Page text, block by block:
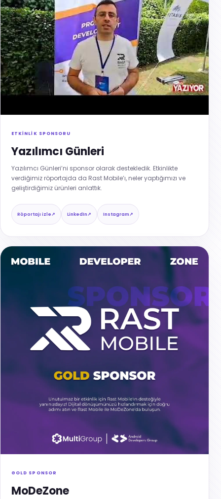
ETKİNLİK SPONSORU
Yazılımcı Günleri
Yazılımcı Günleri’ni sponsor olarak destekledik. Etkinlikte
verdiğimiz röportajda da Rast Mobile’ı, neler yaptığımızı ve
geliştirdiğimiz ürünleri anlattık.
Röportajı izle↗ LinkedIn↗ Instagram↗
GOLD SPONSOR
MoDeZone